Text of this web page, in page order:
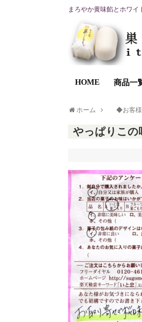
まろやか黄味餡とホワ
HOME 商品一
ホーム ◆お客
やっぱりこの